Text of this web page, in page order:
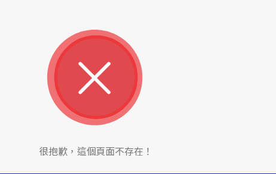
很抱歉，這個頁面不存在！